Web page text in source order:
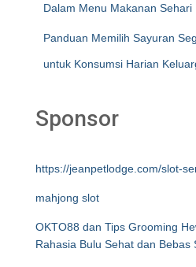
Dalam Menu Makanan Sehari
Panduan Memilih Sayuran
untuk Konsumsi Harian
Sponsor
https://jeanpetlodge.com/slot-
mahjong slot
OKTO88 dan Tips Grooming
Rahasia Bulu Sehat dan Bebas